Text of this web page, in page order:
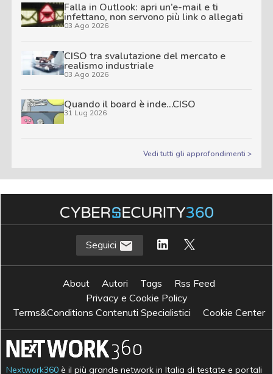
Falla in Outlook: apri un’e-mail e ti
infettano, non servono più link o allegati
03 Ago 2026
CISO tra svalutazione del mercato e
realismo industriale
03 Ago 2026
Quando il board è inde…CISO
31 Lug 2026
Vedi tutti gli approfondimenti >
Seguici
About Autori Tags
Rss Feed
Privacy e Cookie Policy
Terms&Conditions Contenuti Specialistici
Cookie Center
Nextwork360 è il più grande network in Italia di testate e portali